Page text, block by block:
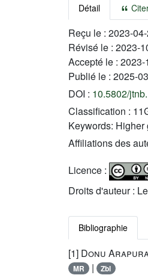
Détail
Reçu le : 2023-
Révisé le : 2023-
Accepté le : 2023-
Publié le : 2025-
DOI : 10.5802/
Classification :
Keywords: Higher
Affiliations des
Licence :
Droits d'auteur :
Bibliographie
[1] Donu
MR | Zbl